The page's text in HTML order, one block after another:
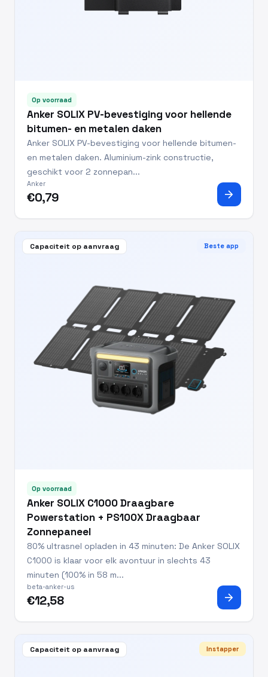
Op voorraad
Anker SOLIX PV-bevestiging voor hellende
bitumen- en metalen daken
Anker SOLIX PV-bevestiging voor hellende bitumen-
en metalen daken. Aluminium-zink constructie,
geschikt voor 2 zonnepan...
Anker
€0,79 arrow_forward
Capaciteit op aanvraag Beste app
Op voorraad
Anker SOLIX C1000 Draagbare
Powerstation + PS100X Draagbaar
Zonnepaneel
80% ultrasnel opladen in 43 minuten: De Anker SOLIX
C1000 is klaar voor elk avontuur in slechts 43
minuten (100% in 58 m...
beta-anker-us
€12,58 arrow_forward
Capaciteit op aanvraag Instapper